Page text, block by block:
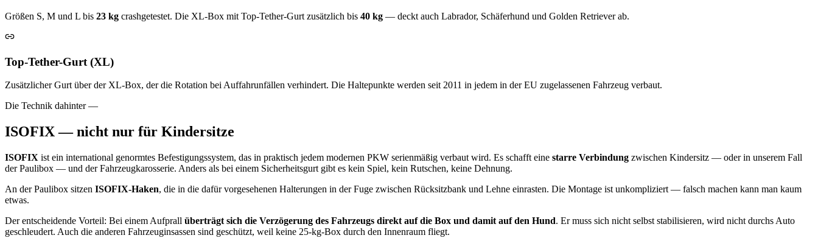
Größen S, M und L bis 23 kg crashgetestet. Die XL-Box mit Top-Tether-Gurt zusätzlich bis 40 kg — deckt auch Labrador, Schäferhund und Golden Retriever ab.
Top-Tether-Gurt (XL)
Zusätzlicher Gurt über der XL-Box, der die Rotation bei Auffahrunfällen verhindert. Die Haltepunkte werden seit 2011 in jedem in der EU zugelassenen Fahrzeug verbaut.
Die Technik dahinter —
ISOFIX — nicht nur für Kindersitze
ISOFIX ist ein international genormtes Befestigungssystem, das in praktisch jedem modernen PKW serienmäßig verbaut wird. Es schafft eine starre Verbindung zwischen Kindersitz — oder in unserem Fall
der Paulibox — und der Fahrzeugkarosserie. Anders als bei einem Sicherheitsgurt gibt es kein Spiel, kein Rutschen, keine Dehnung.
An der Paulibox sitzen ISOFIX-Haken, die in die dafür vorgesehenen Halterungen in der Fuge zwischen Rücksitzbank und Lehne einrasten. Die Montage ist unkompliziert — falsch machen kann man kaum
etwas.
Der entscheidende Vorteil: Bei einem Aufprall überträgt sich die Verzögerung des Fahrzeugs direkt auf die Box und damit auf den Hund. Er muss sich nicht selbst stabilisieren, wird nicht durchs Auto
geschleudert. Auch die anderen Fahrzeuginsassen sind geschützt, weil keine 25-kg-Box durch den Innenraum fliegt.